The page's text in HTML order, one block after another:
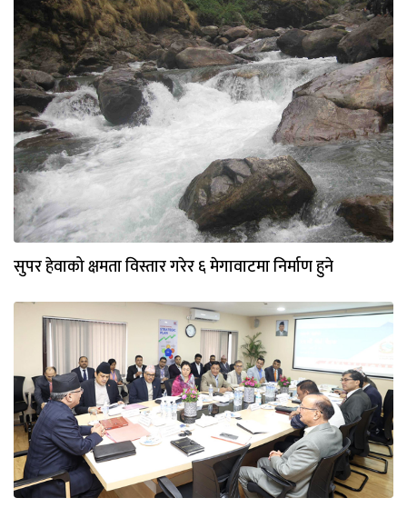
सुपर हेवाको क्षमता विस्तार गरेर ६ मेगावाटमा निर्माण हुने